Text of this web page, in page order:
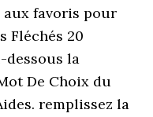
aux favoris pour
Fléchés 20
dessous la
De Choix du
remplissez la